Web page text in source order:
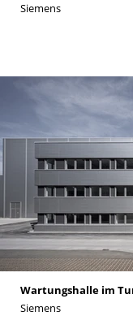
Siemens
Wartungshalle im
Siemens